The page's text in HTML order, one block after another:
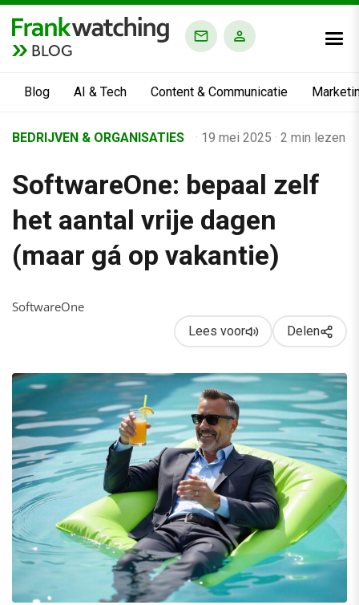
BLOG
Blog AI & Tech Content & Communicatie
Business Channel
›
SoftwareOne: bepaal zelf het aantal vrije dagen (maar gá op
BEDRIJVEN & ORGANISATIES · 19 mei 2025 · 2 min lezen
SoftwareOne: bepaal zelf
het aantal vrije dagen
(maar gá op vakantie)
SoftwareOne
Lees voor Delen